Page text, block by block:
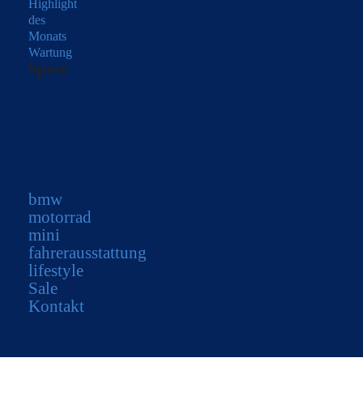
Highlight
des
Monats
Wartung
Space
bmw
motorrad
mini
fahrerausstattung
lifestyle
Sale
Kontakt